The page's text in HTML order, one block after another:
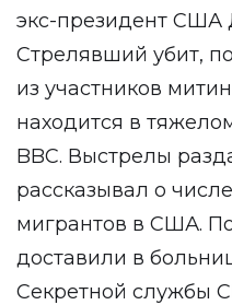
экс-президент США
Стрелявший убит,
из участников
находится в
BBC. Выстрелы
рассказывал о
мигрантов в США.
доставили в
Секретной службы